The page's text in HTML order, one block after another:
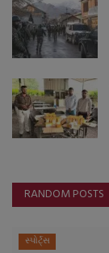
RANDOM POSTS
સ્પોર્ટ્સ